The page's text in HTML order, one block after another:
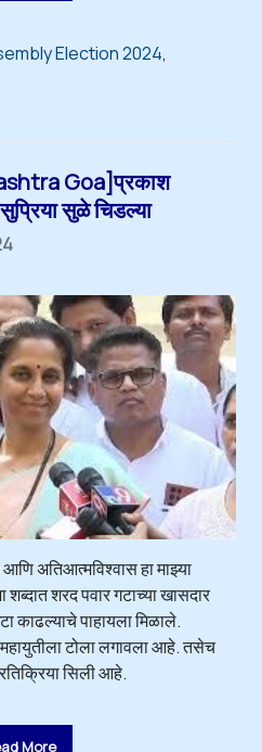
Election 2024
Goa]प्रकाश
सुळे चिडल्या
अतिआत्मविश्वास हा माझ्या
शरद पवार गटाच्या खासदार
काढल्याचे पाहायला मिळाले.
महायुतीला टोला लगावला आहे. तसेच
सिली आहे.
More